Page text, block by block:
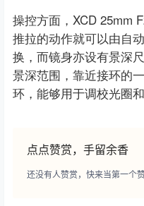
操控方面，XCD 25mm
推拉的动作就可以由自
换，而镜身亦设有景深
景深范围，靠近接环的
环，能够用于调校光圈
点点赞赏，手留余香
还没有人赞赏，快来当第一个赞